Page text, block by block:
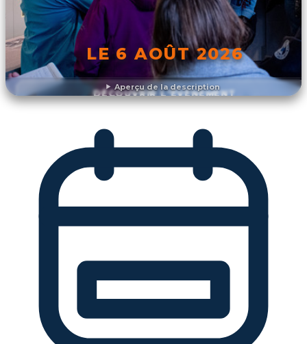
Aperçu de la description
LE 6 AOÛT 2026
DÉCOUVRIR L'ÉVÉNEMENT